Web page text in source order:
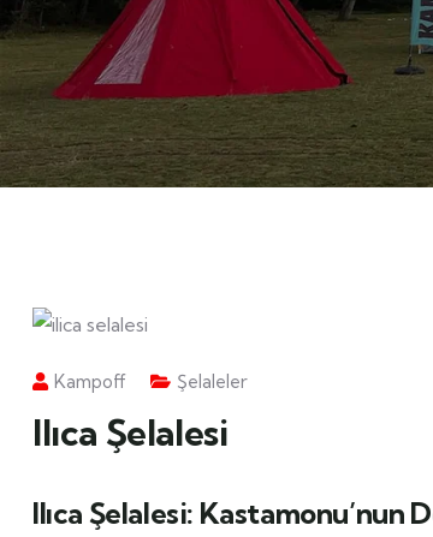
Kampoff Şelaleler
Ilıca Şelalesi
Ilıca Şelalesi: